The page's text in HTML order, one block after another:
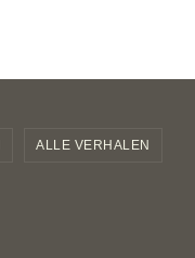
ALLE VERHALEN